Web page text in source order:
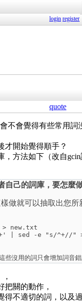
login register
quote
不會覺得有些常用詞
才開始覺得順手？
，方法如下（改自
自己的詞庫，要怎麼
做就可以抽取出您所
> new.txt
把關的動作，
得不適切的詞，以及